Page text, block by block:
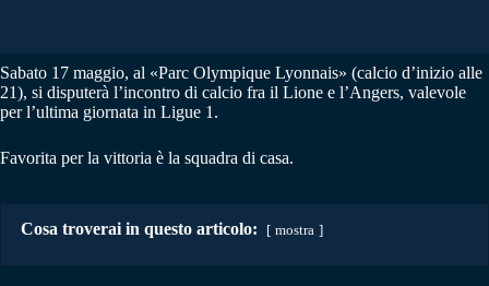
Sabato 17 maggio, al «Parc Olympique Lyonnais» (calcio d’inizio alle
21), si disputerà l’incontro di calcio fra il Lione e l’Angers, valevole
per l’ultima giornata in Ligue 1.
Favorita per la vittoria è la squadra di casa.
Cosa troverai in questo articolo: mostra